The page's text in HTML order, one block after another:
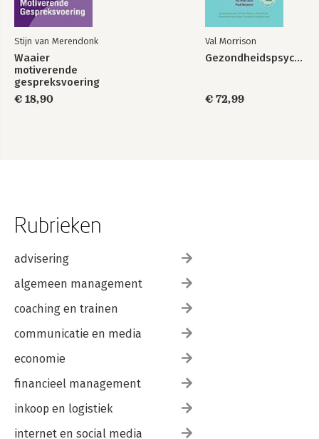
Stijn van Merendonk
Waaier
motiverende
gespreksvoering
€ 18,90
Val Morrison
Gezondheidspsychologie
€ 72,99
Rubrieken
advisering
algemeen management
coaching en trainen
communicatie en media
economie
financieel management
inkoop en logistiek
internet en social media